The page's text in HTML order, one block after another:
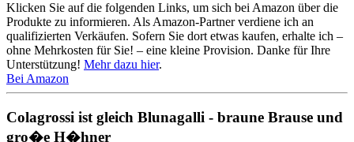
Klicken Sie auf die folgenden Links, um sich bei Amazon über die
Produkte zu informieren. Als Amazon-Partner verdiene ich an
qualifizierten Verkäufen. Sofern Sie dort etwas kaufen, erhalte ich –
ohne Mehrkosten für Sie! – eine kleine Provision. Danke für Ihre
Unterstützung! Mehr dazu hier.
Bei Amazon
Colagrossi ist gleich Blunagalli - braune Brause und
gro�e H�hner